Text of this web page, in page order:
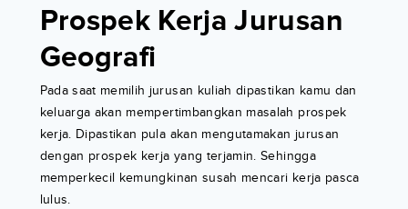
Prospek Kerja Jurusan
Geografi
Pada saat memilih jurusan kuliah dipastikan kamu dan
keluarga akan mempertimbangkan masalah prospek
kerja. Dipastikan pula akan mengutamakan jurusan
dengan prospek kerja yang terjamin. Sehingga
memperkecil kemungkinan susah mencari kerja pasca
lulus.